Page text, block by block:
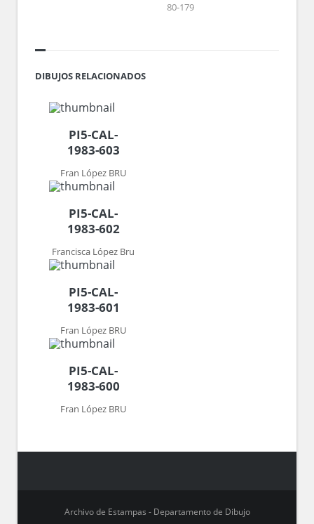
80-179
DIBUJOS RELACIONADOS
PI5-CAL-
1983-603
Fran López BRU
PI5-CAL-
1983-602
Francisca López Bru
PI5-CAL-
1983-601
Fran López BRU
PI5-CAL-
1983-600
Fran López BRU
Archivo de Estampas - Departamento de Dibujo